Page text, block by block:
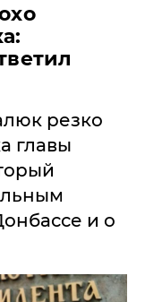
резко
главы
и о